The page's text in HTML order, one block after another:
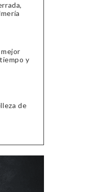
y
de